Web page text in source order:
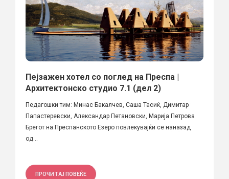
Пејзажен хотел со поглед на Преспа |
Архитектонско студио 7.1 (дел 2)
Педагошки тим: Минас Бакалчев, Саша Тасиќ, Димитар
Папастеревски, Александар Петановски, Марија Петрова
Брегот на Преспанското Езеро повлекувајќи се наназад
од...
ПРОЧИТАЈ ПОВЕЌЕ